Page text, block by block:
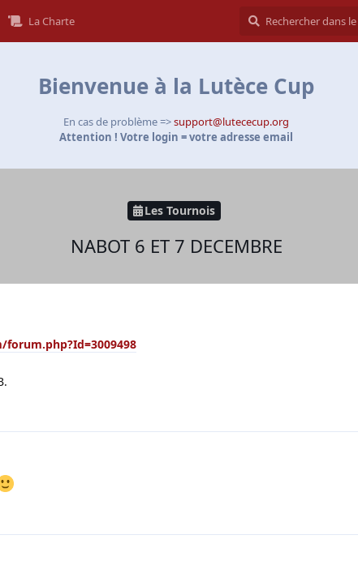
La Charte
Bienvenue à la Lutèce Cup
En cas de problème =>support@lutececup.org
Attention ! Votre login = votre adresse email
Les Tournois
NABOT 6 ET 7 DECEMBRE